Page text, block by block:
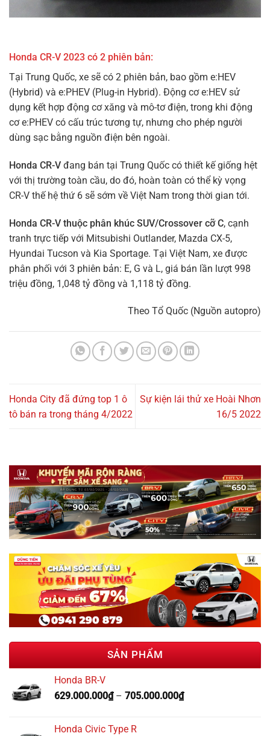
Honda CR-V 2023 có 2 phiên bản:
Tại Trung Quốc, xe sẽ có 2 phiên bản, bao gồm e:HEV
(Hybrid) và e:PHEV (Plug-in Hybrid). Động cơ e:HEV sử
dụng kết hợp động cơ xăng và mô-tơ điện, trong khi động
cơ e:PHEV có cấu trúc tương tự, nhưng cho phép người
dùng sạc bằng nguồn điện bên ngoài.
Honda CR-V đang bán tại Trung Quốc có thiết kế giống hệt
với thị trường toàn cầu, do đó, hoàn toàn có thể kỳ vọng
CR-V thế hệ thứ 6 sẽ sớm về Việt Nam trong thời gian tới.
Honda CR-V thuộc phân khúc SUV/Crossover cỡ C, cạnh
tranh trực tiếp với Mitsubishi Outlander, Mazda CX-5,
Hyundai Tucson và Kia Sportage. Tại Việt Nam, xe được
phân phối với 3 phiên bản: E, G và L, giá bán lần lượt 998
triệu đồng, 1,048 tỷ đồng và 1,118 tỷ đồng.
Theo Tổ Quốc (Nguồn autopro)
Honda City đã đứng top 1 ô
tô bán ra trong tháng 4/2022
Sự kiện lái thử xe Hoài Nhơn
16/5 2022
SẢN PHẨM
Honda BR-V
629.000.000₫– 705.000.000₫
Honda Civic Type R